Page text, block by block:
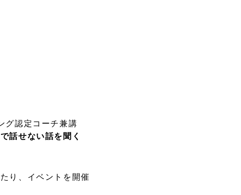
グ認定コーチ兼講
話せない話を聞く
り、イベントを開催